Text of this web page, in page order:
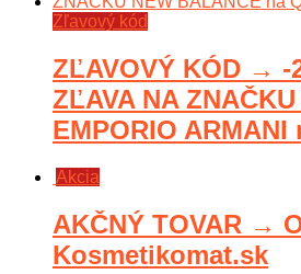
Zľavový kód
ZĽAVOVÝ KÓD → -
ZĽAVA NA
EMPORIO
Akcia
AKČNÝ TOVAR →
Kosmetikomat.sk